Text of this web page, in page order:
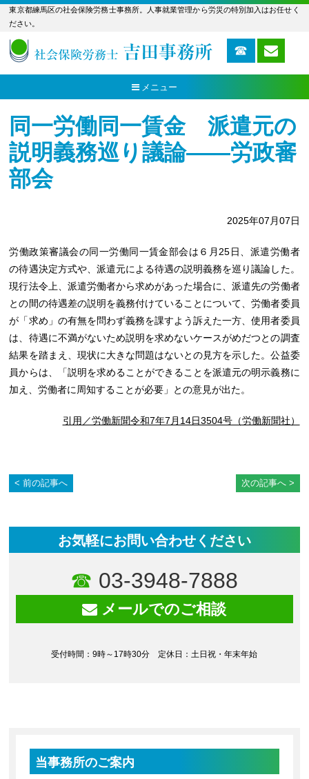
東京都練馬区の社会保険労務士事務所。人事就業管理から労災の特別加入はお任せく
ださい。
メニュー
同一労働同一賃金 派遣元の
説明義務巡り議論――労政審
部会
2025年07月07日
労働政策審議会の同一労働同一賃金部会は６月25日、派遣労働者
の待遇決定方式や、派遣元による待遇の説明義務を巡り議論した。
現行法令上、派遣労働者から求めがあった場合に、派遣先の労働者
との間の待遇差の説明を義務付けていることについて、労働者委員
が「求め」の有無を問わず義務を課すよう訴えた一方、使用者委員
は、待遇に不満がないため説明を求めないケースがめだつとの調査
結果を踏まえ、現状に大きな問題はないとの見方を示した。公益委
員からは、「説明を求めることができることを派遣元の明示義務に
加え、労働者に周知することが必要」との意見が出た。
引用／労働新聞令和7年7月14日3504号（労働新聞社）
前の記事へ 次の記事へ
お気軽にお問い合わせください
03-3948-7888
メールでのご相談
受付時間：9時～17時30分 定休日：土日祝・年末年始
当事務所のご案内